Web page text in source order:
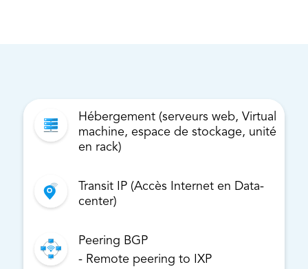
Hébergement (serveurs web, Virtual
machine, espace de stockage, unité
en rack)
Transit IP (Accès Internet en Data-
center)
Peering BGP
- Remote peering to IXP